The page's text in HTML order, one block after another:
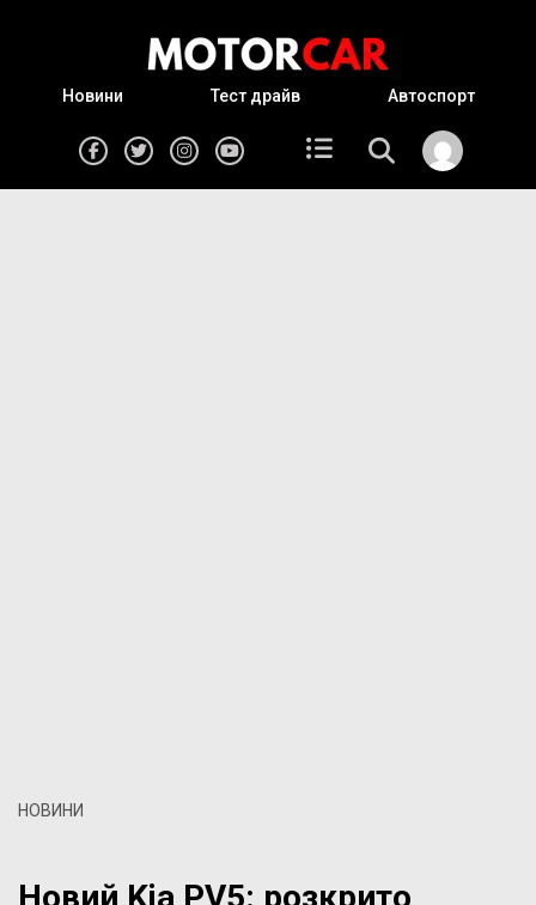
Новини Тест драйв Автоспорт
НОВИНИ